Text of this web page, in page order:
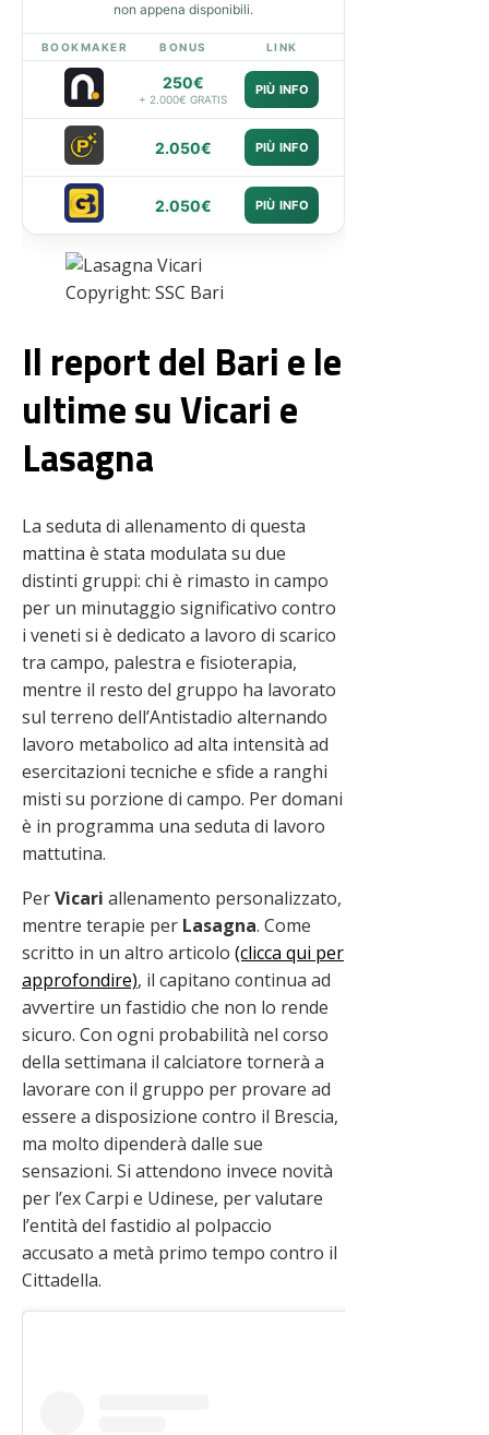
non appena disponibili.
BOOKMAKER BONUS LINK
250€
+ 2.000€ GRATIS
PIÙ INFO
2.050€ PIÙ INFO
2.050€ PIÙ INFO
Copyright: SSC Bari
Il report del Bari e le
ultime su Vicari e
Lasagna
La seduta di allenamento di questa
mattina è stata modulata su due
distinti gruppi: chi è rimasto in campo
per un minutaggio significativo contro
i veneti si è dedicato a lavoro di scarico
tra campo, palestra e fisioterapia,
mentre il resto del gruppo ha lavorato
sul terreno dell’Antistadio alternando
lavoro metabolico ad alta intensità ad
esercitazioni tecniche e sfide a ranghi
misti su porzione di campo. Per domani
è in programma una seduta di lavoro
mattutina.
PerVicari allenamento personalizzato,
mentre terapie per Lasagna. Come
scritto in un altro articolo (clicca qui per
approfondire), il capitano continua ad
avvertire un fastidio che non lo rende
sicuro. Con ogni probabilità nel corso
della settimana il calciatore tornerà a
lavorare con il gruppo per provare ad
essere a disposizione contro il Brescia,
ma molto dipenderà dalle sue
sensazioni. Si attendono invece novità
per l’ex Carpi e Udinese, per valutare
l’entità del fastidio al polpaccio
accusato a metà primo tempo contro il
Cittadella.